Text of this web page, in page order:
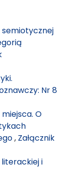
semiotycznej
Nr 8
O
, Załącznik
i